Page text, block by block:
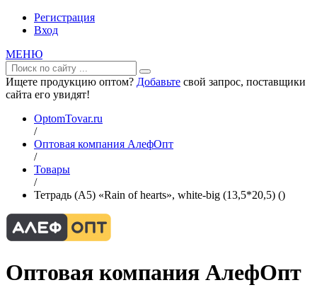
Регистрация
Вход
МЕНЮ
Ищете продукцию оптом? Добавьте свой запрос, поставщики
сайта его увидят!
OptomTovar.ru
/
Оптовая компания АлефОпт
/
Товары
/
Тетрадь (A5) «Rain of hearts», white-big (13,5*20,5) ()
Оптовая компания АлефОпт